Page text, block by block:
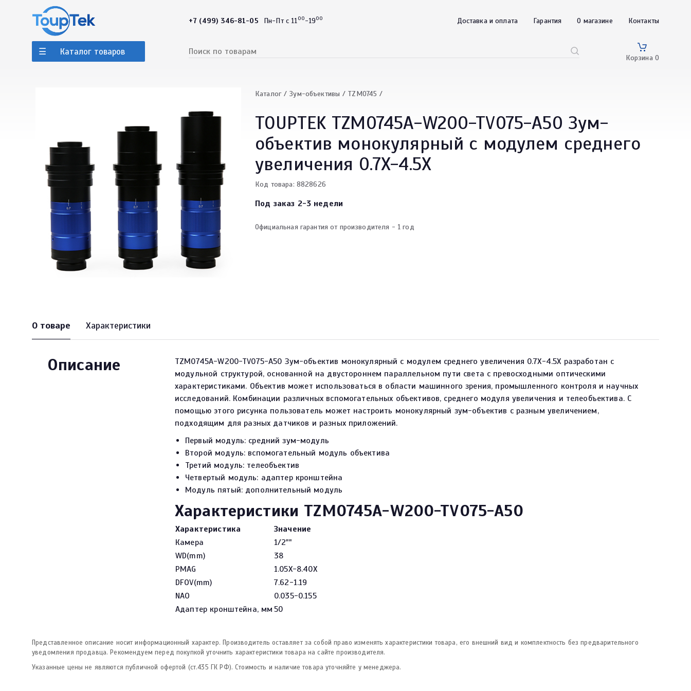
+7 (499) 346-81-05 Пн-Пт с 1100-1900 Доставка и оплата Гарантия О магазине Контакты
Каталог товаров
Корзина 0
Каталог Зум-объективы TZM0745
TOUPTEK TZM0745A-W200-TV075-A50 Зум-
объектив монокулярный с модулем среднего
увеличения 0.7X-4.5X
Код товара: 8828626
Под заказ 2-3 недели
Официальная гарантия от производителя - 1 год
О товаре Характеристики
Описание
TZM0745A-W200-TV075-A50 Зум-объектив монокулярный с модулем среднего увеличения 0.7X-4.5X разработан с
модульной структурой, основанной на двустороннем параллельном пути света с превосходными оптическими
характеристиками. Объектив может использоваться в области машинного зрения, промышленного контроля и научных
исследований. Комбинации различных вспомогательных объективов, среднего модуля увеличения и телеобъектива. С
помощью этого рисунка пользователь может настроить монокулярный зум-объектив с разным увеличением,
подходящим для разных датчиков и разных приложений.
Первый модуль: средний зум-модуль
Второй модуль: вспомогательный модуль объектива
Третий модуль: телеобъектив
Четвертый модуль: адаптер кронштейна
Модуль пятый: дополнительный модуль
Характеристики TZM0745A-W200-TV075-A50
Характеристика
Значение
Камера
1/2""
WD(mm)
38
PMAG
1.05X-8.40X
DFOV(mm)
7.62-1.19
NAO
0.035-0.155
Адаптер кронштейна, мм 50
Представленное описание носит информационный характер. Производитель оставляет за собой право изменять характеристики товара, его внешний вид и комплектность без предварительного
уведомления продавца. Рекомендуем перед покупкой уточнить характеристики товара на сайте производителя.
Указанные цены не являются публичной офертой (ст.435 ГК РФ). Стоимость и наличие товара уточняйте у менеджера.